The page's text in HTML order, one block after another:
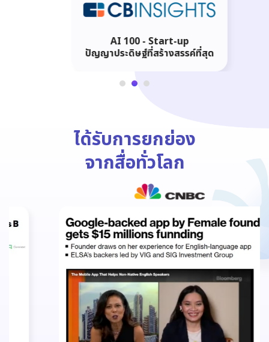
AI 100 - Start-up
ปัญญาประดิษฐ์ที่สร้างสรรค์ที่สุด
ได้รับการยกย่อง
จากสื่อทั่วโลก